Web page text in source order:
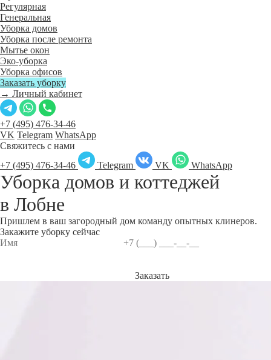
Регулярная
Генеральная
Уборка домов
Уборка после ремонта
Мытье окон
Эко-уборка
Уборка офисов
Заказать уборку
→ Личный кабинет
+7 (495) 476-34-46
VK Telegram WhatsApp
Свяжитесь с нами
+7 (495) 476-34-46
Telegram VK WhatsApp
Уборка домов и коттеджей
в Лобне
Пришлем в ваш загородный дом команду опытных клинеров.
Закажите уборку сейчас
Заказать